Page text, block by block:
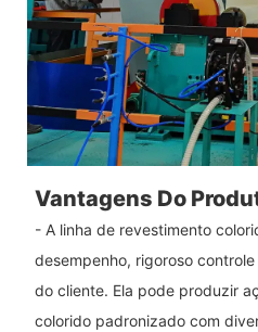
Vantagens Do
- A linha de revestimento
desempenho, rigoroso
do cliente. Ela pode produzir
colorido padronizado com